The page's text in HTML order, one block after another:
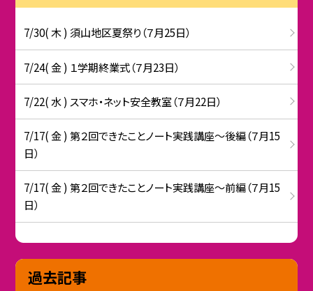
7/30( 木 ) 須山地区夏祭り（７月25日）
7/24( 金 ) １学期終業式（７月23日）
7/22( 水 ) スマホ・ネット安全教室（７月22日）
7/17( 金 ) 第２回できたことノート実践講座～後編（７月15
日）
7/17( 金 ) 第２回できたことノート実践講座～前編（７月15
日）
過去記事